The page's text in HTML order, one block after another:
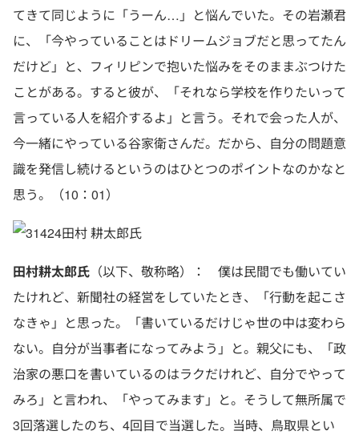
てきて同じように「うーん…」と悩んでいた。その岩瀬君
に、「今やっていることはドリームジョブだと思ってたん
だけど」と、フィリピンで抱いた悩みをそのままぶつけた
ことがある。すると彼が、「それなら学校を作りたいって
言っている人を紹介するよ」と言う。それで会った人が、
今一緒にやっている谷家衛さんだ。だから、自分の問題意
識を発信し続けるというのはひとつのポイントなのかなと
思う。（10：01）
田村 耕太郎氏
田村耕太郎氏 （以下、敬称略）： 僕は民間でも働いてい
たけれど、新聞社の経営をしていたとき、「行動を起こさ
なきゃ」と思った。「書いているだけじゃ世の中は変わら
ない。自分が当事者になってみよう」と。親父にも、「政
治家の悪口を書いているのはラクだけれど、自分でやって
みろ」と言われ、「やってみます」と。そうして無所属で
3回落選したのち、4回目で当選した。当時、鳥取県とい